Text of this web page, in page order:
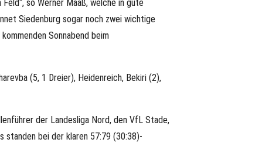
so Werner Maaß, welche in gute
Siedenburg sogar noch zwei wichtige
Sonnabend beim
(5, 1 Dreier), Heidenreich, Bekiri (2),
der Landesliga Nord, den VfL Stade,
standen bei der klaren 57:79 (30:38)-